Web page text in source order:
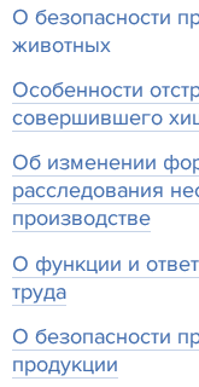
О безопасности
животных
Особенности
совершившего
Об изменении
расследования
производстве
О функции и
труда
О безопасности
продукции